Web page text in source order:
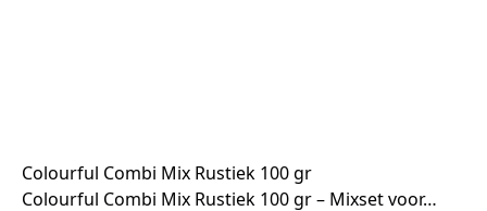
Colourful Combi Mix Rustiek 100 gr
Colourful Combi Mix Rustiek 100 gr – Mixset voor…